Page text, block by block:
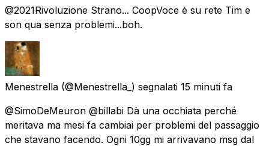
@2021Rivoluzione Strano... CoopVoce è su rete Tim e
son qua senza problemi...boh.
Menestrella (@Menestrella_) segnalati 15 minuti fa
@SimoDeMeuron @billabi Dà una occhiata perché
meritava ma mesi fa cambiai per problemi del passaggio
che stavano facendo. Ogni 10gg mi arrivavano msg dal